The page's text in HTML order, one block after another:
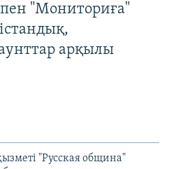
пен "Мониториға"
арқылы
"Русская община"